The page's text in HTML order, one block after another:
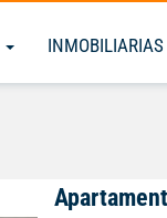
INMOBILIARIAS